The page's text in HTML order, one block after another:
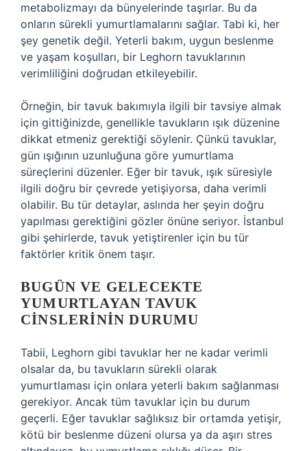
metabolizmayı da bünyelerinde taşırlar. Bu da
onların sürekli yumurtlamalarını sağlar. Tabi ki, her
şey genetik değil. Yeterli bakım, uygun beslenme
ve yaşam koşulları, bir Leghorn tavuklarının
verimliliğini doğrudan etkileyebilir.
Örneğin, bir tavuk bakımıyla ilgili bir tavsiye almak
için gittiğinizde, genellikle tavukların ışık düzenine
dikkat etmeniz gerektiği söylenir. Çünkü tavuklar,
gün ışığının uzunluğuna göre yumurtlama
süreçlerini düzenler. Eğer bir tavuk, ışık süresiyle
ilgili doğru bir çevrede yetişiyorsa, daha verimli
olabilir. Bu tür detaylar, aslında her şeyin doğru
yapılması gerektiğini gözler önüne seriyor. İstanbul
gibi şehirlerde, tavuk yetiştirenler için bu tür
faktörler kritik önem taşır.
BUGÜN VE GELECEKTE
YUMURTLAYAN TAVUK
CINSLERININ DURUMU
Tabii, Leghorn gibi tavuklar her ne kadar verimli
olsalar da, bu tavukların sürekli olarak
yumurtlaması için onlara yeterli bakım sağlanması
gerekiyor. Ancak tüm tavuklar için bu durum
geçerli. Eğer tavuklar sağlıksız bir ortamda yetişir,
kötü bir beslenme düzeni olursa ya da aşırı stres